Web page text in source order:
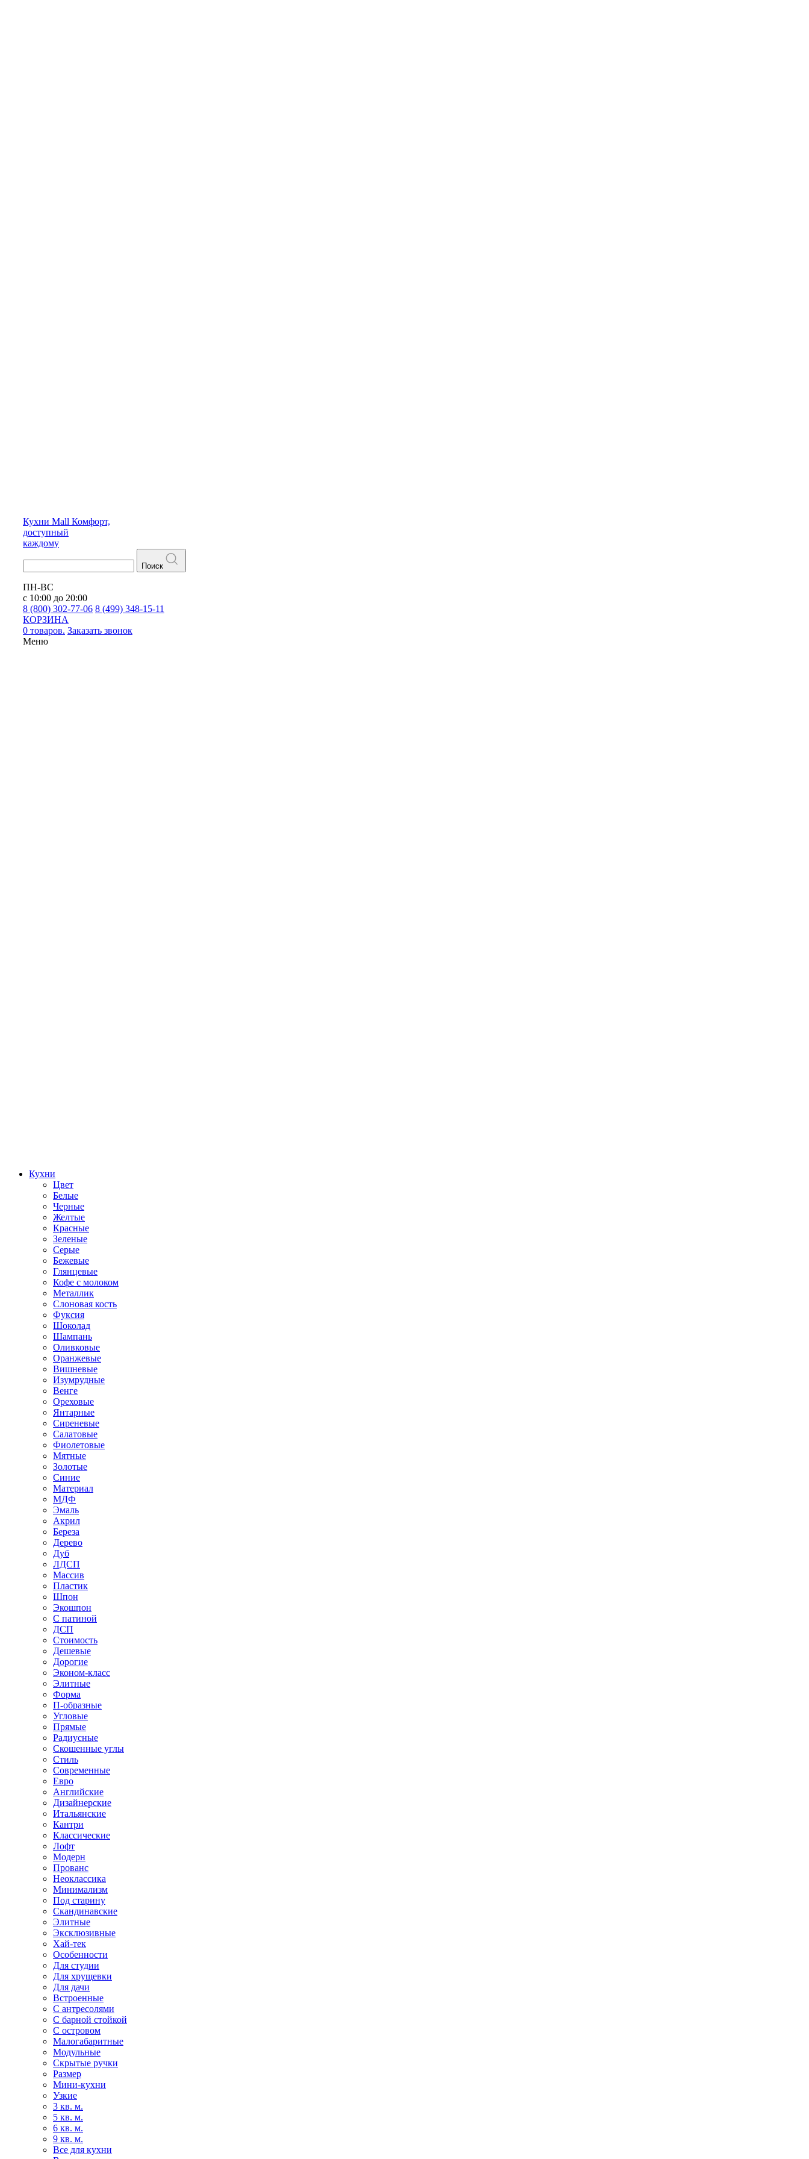
Кухни Mall Комфорт,
доступный
каждому
Поиск
ПН-ВС
с 10:00 до 20:00
8 (800) 302-77-06 8 (499) 348-15-11
КОРЗИНА
0 товаров. Заказать звонок
Меню
Кухни
Цвет
Белые
Черные
Желтые
Красные
Зеленые
Серые
Бежевые
Глянцевые
Кофе с молоком
Металлик
Слоновая кость
Фуксия
Шоколад
Шампань
Оливковые
Оранжевые
Вишневые
Изумрудные
Венге
Ореховые
Янтарные
Сиреневые
Салатовые
Фиолетовые
Мятные
Золотые
Синие
Материал
МДФ
Эмаль
Акрил
Береза
Дерево
Дуб
ЛДСП
Массив
Пластик
Шпон
Экошпон
С патиной
ДСП
Стоимость
Дешевые
Дорогие
Эконом-класс
Элитные
Форма
П-образные
Угловые
Прямые
Радиусные
Скошенные углы
Стиль
Современные
Евро
Английские
Дизайнерские
Итальянские
Кантри
Классические
Лофт
Модерн
Прованс
Неоклассика
Минимализм
Под старину
Скандинавские
Элитные
Эксклюзивные
Хай-тек
Особенности
Для студии
Для хрущевки
Для дачи
Встроенные
С антресолями
С барной стойкой
С островом
Малогабаритные
Модульные
Скрытые ручки
Размер
Мини-кухни
Узкие
3 кв. м.
5 кв. м.
6 кв. м.
9 кв. м.
Все для кухни